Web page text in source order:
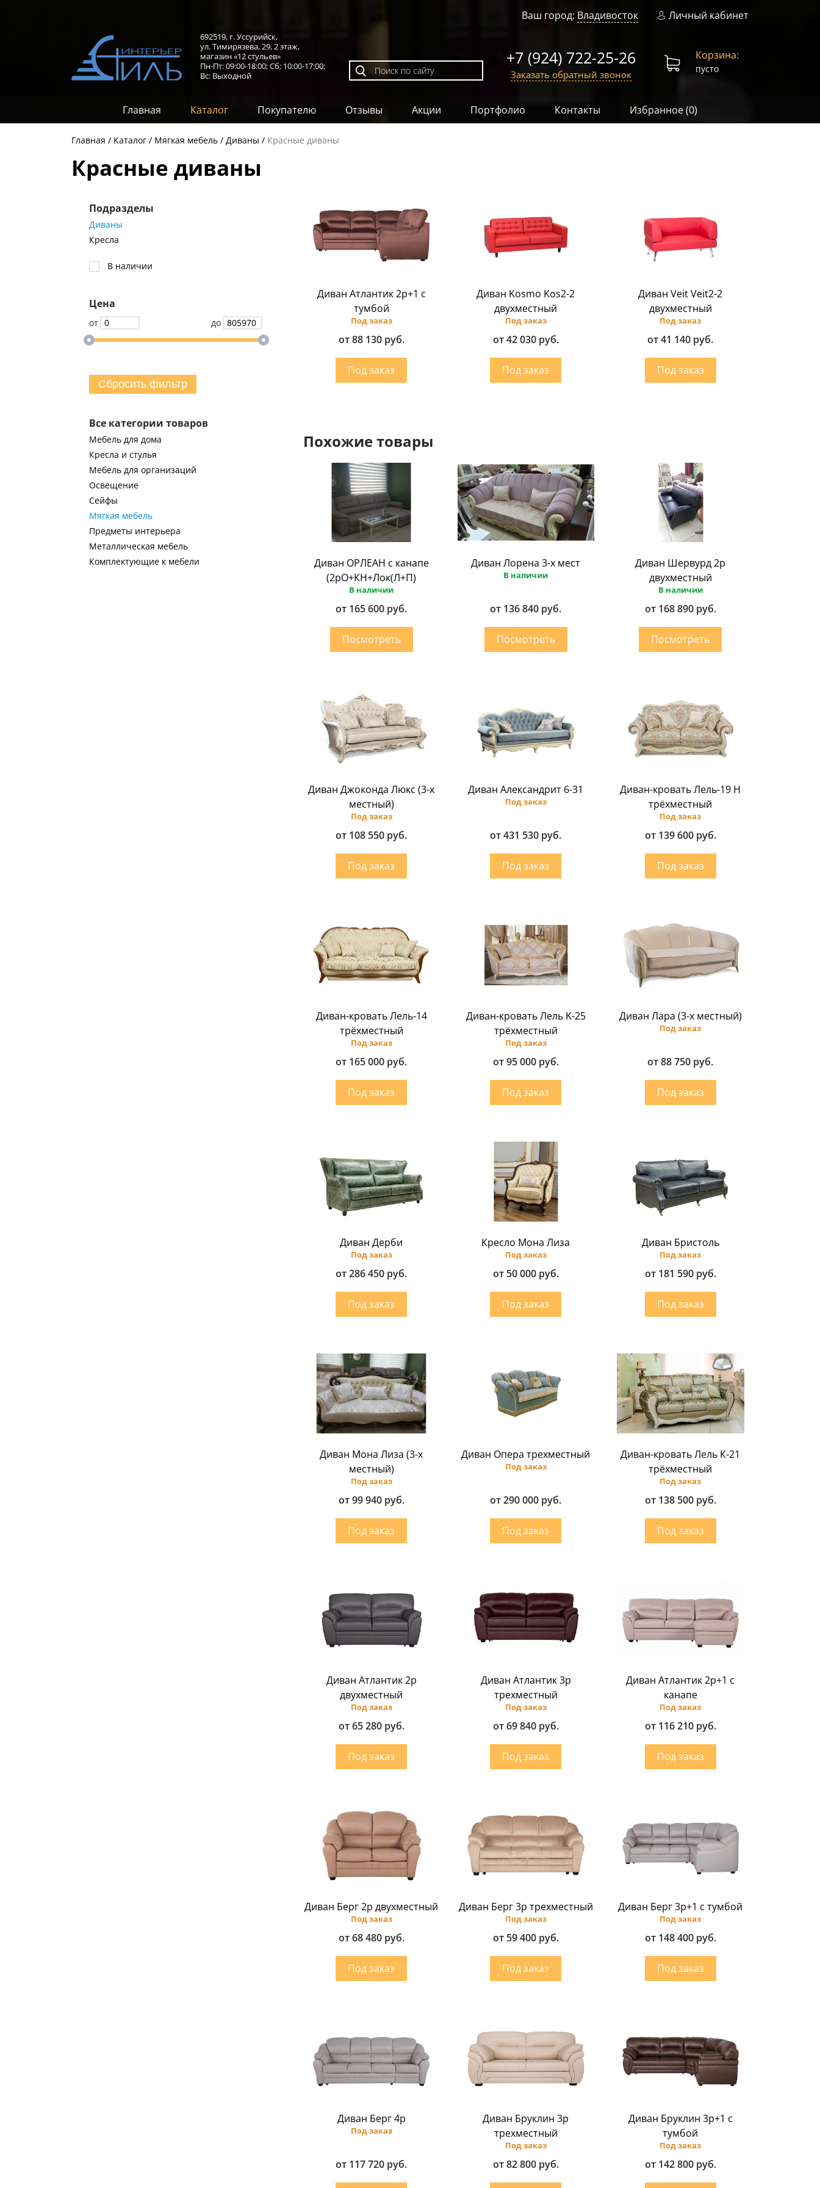
Ваш город: Владивосток Личный кабинет
692519, г. Уссурийск,
ул. Тимирязева, 29,2 этаж,
магазин «12 стульев»
Пн-Пт: 09:00-18:00;Сб: 10:00-17:00;
Вс: Выходной
+7 (924) 722-25-26
Заказать обратный звонок
Корзина:
пусто
Главная Каталог Покупателю Отзывы Акции Портфолио Контакты Избранное (0)
Главная Каталог Мягкая мебель Диваны Красные диваны
Красные диваны
Подразделы
Диваны
Кресла
В наличии
Цена
от до
Сбросить фильтр
Все категории товаров
Мебель для дома
Кресла и стулья
Мебель для организаций
Освещение
Сейфы
Мягкая мебель
Предметы интерьера
Металлическая мебель
Комплектующие к мебели
Диван Атлантик 2p+1 с
тумбой
Под заказ
от 88 130 руб.
Диван Kosmo Kos2-2
двухместный
Под заказ
от 42 030 руб.
Диван Veit Veit2-2
двухместный
Под заказ
от 41 140 руб.
Похожие товары
Диван ОРЛЕАН с канапе
(2рО+КН+Лок(Л+П)
В наличии
от 165 600 руб.
Диван Лорена 3-х мест
В наличии
от 136 840 руб.
Диван Шервурд 2p
двухместный
В наличии
от 168 890 руб.
Диван Джоконда Люкс (3-х
местный)
Под заказ
от 108 550 руб.
Диван Александрит 6-31
Под заказ
от 431 530 руб.
Диван-кровать Лель-19 Н
трёхместный
Под заказ
от 139 600 руб.
Диван-кровать Лель-14
трёхместный
Под заказ
от 165 000 руб.
Диван-кровать Лель K-25
трёхместный
Под заказ
от 95 000 руб.
Диван Лара (3-х местный)
Под заказ
от 88 750 руб.
Диван Дерби
Под заказ
от 286 450 руб.
Кресло Мона Лиза
Под заказ
от 50 000 руб.
Диван Бристоль
Под заказ
от 181 590 руб.
Диван Мона Лиза (3-х
местный)
Под заказ
от 99 940 руб.
Диван Опера трехместный
Под заказ
от 290 000 руб.
Диван-кровать Лель К-21
трёхместный
Под заказ
от 138 500 руб.
Диван Атлантик 2p
двухместный
Под заказ
от 65 280 руб.
Диван Атлантик 3p
трехместный
Под заказ
от 69 840 руб.
Диван Атлантик 2p+1 с
канапе
Под заказ
от 116 210 руб.
Диван Берг 2р двухместный
Под заказ
от 68 480 руб.
Диван Берг 3p трехместный
Под заказ
от 59 400 руб.
Диван Берг 3р+1 с тумбой
Под заказ
от 148 400 руб.
Диван Берг 4p
Под заказ
от 117 720 руб.
Диван Бруклин 3p
трехместный
Под заказ
от 82 800 руб.
Диван Бруклин 3p+1 с
тумбой
Под заказ
от 142 800 руб.